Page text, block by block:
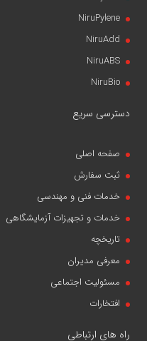
NiruPylene
NiruAdd
NiruABS
NiruBio
دسترسی سریع
صفحه اصلی
ثبت سفارش
خدمات فنی و مهندسی
خدمات و تجهیزات آزمایشگاهی
تاریخچه
معرفی مدیران
مسئولیت اجتماعی
افتخارات
راه های ارتباطی